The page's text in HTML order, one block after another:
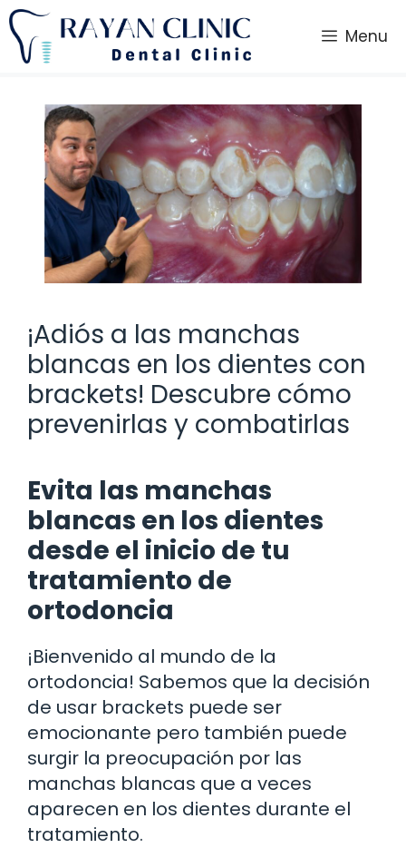
Saltar
al
contenido
Menu
¡Adiós a las manchas
blancas en los dientes con
brackets! Descubre cómo
prevenirlas y combatirlas
Evita las manchas
blancas en los dientes
desde el inicio de tu
tratamiento de
ortodoncia
¡Bienvenido al mundo de la
ortodoncia! Sabemos que la decisión
de usar brackets puede ser
emocionante pero también puede
surgir la preocupación por las
manchas blancas que a veces
aparecen en los dientes durante el
tratamiento.